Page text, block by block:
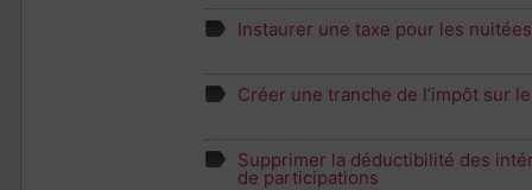
Instaurer une taxe pour les
Créer une tranche de l’impôt sur
Supprimer la déductibilité des
de participations